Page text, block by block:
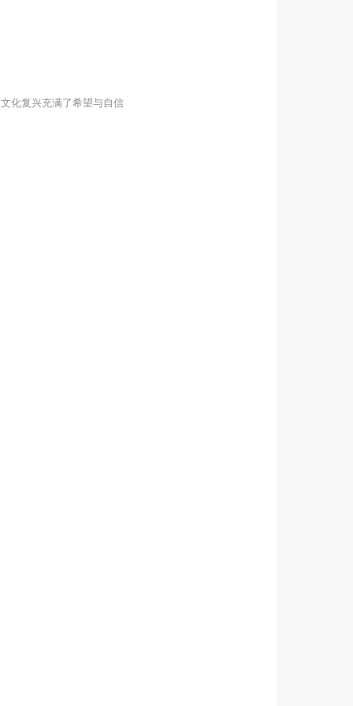
化复兴充满了希望与自信